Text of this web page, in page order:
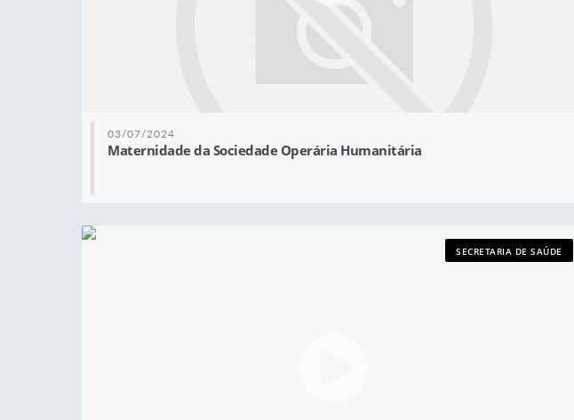
03/07/2024
Maternidade da Sociedade Operária Humanitária
SECRETARIA DE SAÚDE